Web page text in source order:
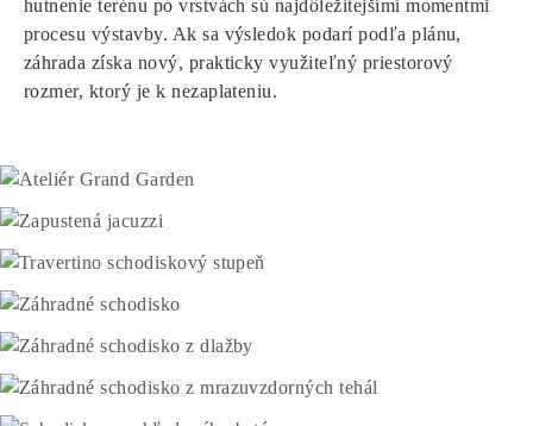
hutnenie terénu po vrstvách sú najdôležitejšími momentmi
procesu výstavby. Ak sa výsledok podarí podľa plánu,
záhrada získa nový, prakticky využiteľný priestorový
rozmer, ktorý je k nezaplateniu.